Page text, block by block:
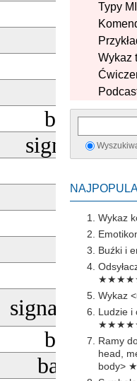
Typy
Wykaz
Wykaz
Buźki i
Wykaz
Ludzie i
Ramy
head,
body>
dvr
cable
radar